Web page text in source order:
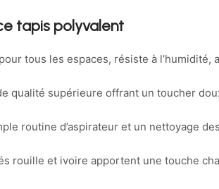
tapis polyvalent
tous les espaces, résiste à l’humidité,
qualité supérieure offrant un toucher
routine d’aspirateur et un nettoyage
rouille et ivoire apportent une touche